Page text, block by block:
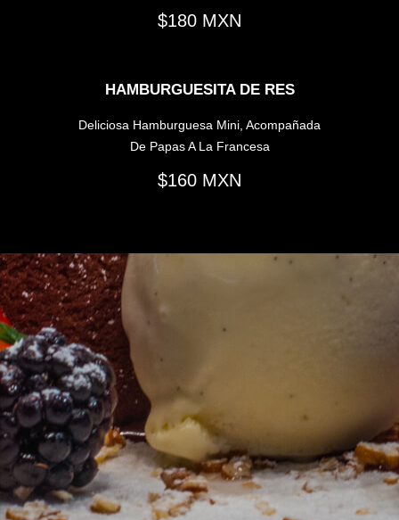
180
HAMBURGUESITA DE RES
Deliciosa Hamburguesa Mini, Acompañada
De Papas A La Francesa
160